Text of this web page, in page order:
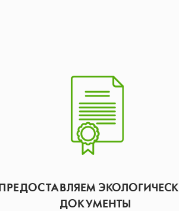
ПРЕДОСТАВЛЯЕМ
ДОКУМЕНТЫ